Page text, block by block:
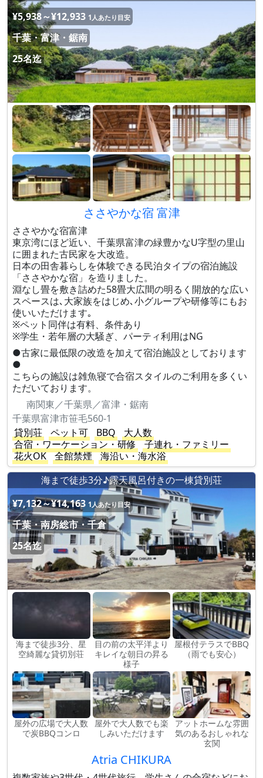
¥5,938～¥12,933 1人あたり目安
千葉・富津・鋸南
25名迄
ささやかな宿 富津
ささやかな宿富津
東京湾にほど近い、千葉県富津の緑豊かなU字型の里山
に囲まれた古民家を大改造。
日本の田舎暮らしを体験できる民泊タイプの宿泊施設
「ささやかな宿」を造りました。
淵なし畳を敷き詰めた58畳大広間の明るく開放的な広い
スペースは､大家族をはじめ､小グループや研修等にもお
使いいただけます｡
※ペット同伴は有料、条件あり
※学生・若年層の大騒ぎ、パーティ利用はNG
●古家に最低限の改造を加えて宿泊施設としております
●
こちらの施設は雑魚寝で合宿スタイルのご利用を多くい
ただいております。
南関東／千葉県／富津・鋸南
千葉県富津市笹毛560-1
貸別荘
ペット可 BBQ
大人数
合宿・ワーケーション・研修
子連れ・ファミリー
花火OK
全館禁煙
海沿い・海水浴
海まで徒歩3分♪露天風呂付きの一棟貸別荘
¥7,132～¥14,163 1人あたり目安
千葉・南房総市・千倉
25名迄
海まで徒歩3分、星
空綺麗な貸切別荘
目の前の太平洋より
キレイな朝日の昇る
様子
屋根付テラスでBBQ
（雨でも安心）
屋外の広場で大人数
で炭BBQコンロ
屋外で大人数でも楽
しみいただけます
アットホームな雰囲
気のあるおしゃれな
玄関
Atria CHIKURA